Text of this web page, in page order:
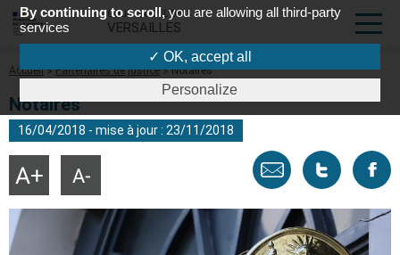
COUR D'APPEL DE
VERSAILLES
Fil
Accueil Partenaires de justice Notaires
Notaires
16/04/2018 - mise à jour : 23/11/2018
Envoyer
email
Tweeter
page
Agrandir Réduire
du
texte
By continuing to scroll, you are allowing all third-party
services
✓ OK, accept all
Personalize